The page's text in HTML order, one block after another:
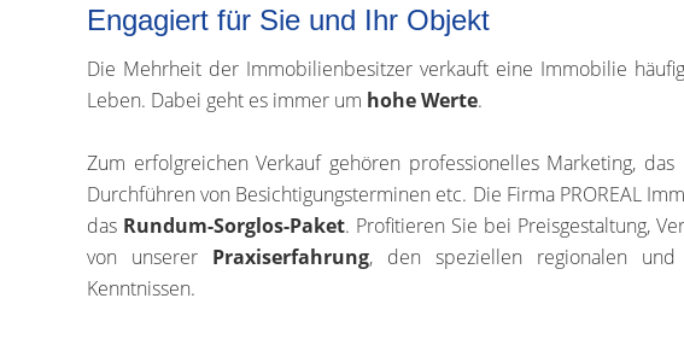
Engagiert für Sie und Ihr Objekt
Die Mehrheit der Immobilienbesitzer verkauft eine Immobilie
Leben. Dabei geht es immer um hohe Werte.
Zum erfolgreichen Verkauf gehören professionelles Marketing, das
Durchführen von Besichtigungsterminen etc. Die Firma PROREAL
das Rundum-Sorglos-Paket. Profitieren Sie bei Preisgestaltung,
von unserer Praxiserfahrung, den speziellen regionalen und
Kenntnissen.